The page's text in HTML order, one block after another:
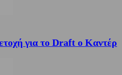
για το Draft ο Καντέρ